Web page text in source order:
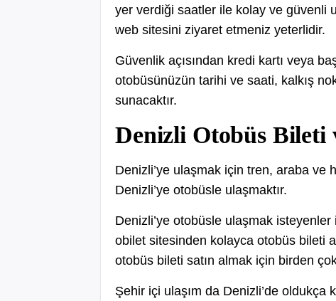
yer verdiği saatler ile kolay ve güvenli
web sitesini ziyaret etmeniz yeterlidir.
Güvenlik açısından kredi kartı veya
otobüsünüzün tarihi ve saati, kalkış
sunacaktır.
Denizli Otobüs Bileti
Denizli’ye ulaşmak için tren, araba
Denizli’ye otobüsle ulaşmaktır.
Denizli’ye otobüsle ulaşmak
obilet sitesinden kolayca otobüs bileti
otobüs bileti satın almak için birden
Şehir içi ulaşım da Denizli’de